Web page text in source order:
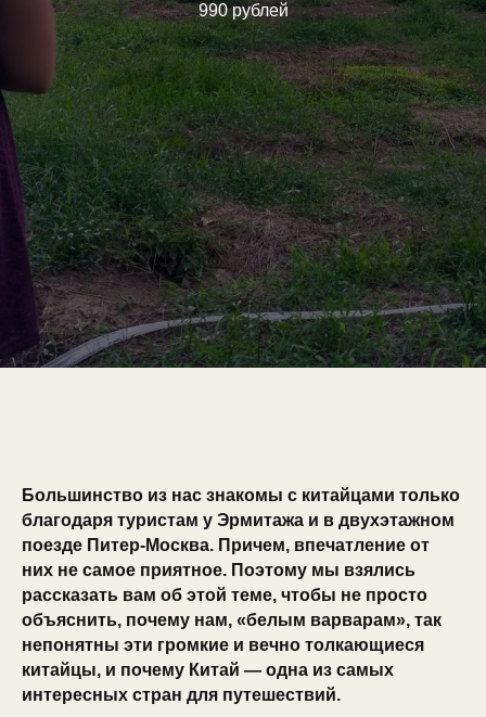
990 рублей
Большинство из нас знакомы с китайцами только
благодаря туристам у Эрмитажа и в двухэтажном
поезде Питер-Москва. Причем, впечатление от
них не самое приятное. Поэтому мы взялись
рассказать вам об этой теме, чтобы не просто
объяснить, почему нам, «белым варварам», так
непонятны эти громкие и вечно толкающиеся
китайцы, и почему Китай — одна из самых
интересных стран для путешествий.